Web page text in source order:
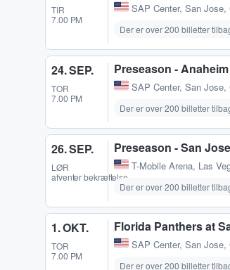
TIR
7.00 PM
SAP Center, San Jose,
Der er over 200 billetter
24. SEP.
TOR
7.00 PM
Preseason -
SAP Center, San Jose,
Der er over 200 billetter
26. SEP.
LØR
afventer bekræftelse
Preseason - San
T-Mobile Arena, Las
Der er over 200 billetter
1. OKT.
TOR
7.00 PM
Florida Panthers at
SAP Center, San Jose,
Der er over 200 billetter